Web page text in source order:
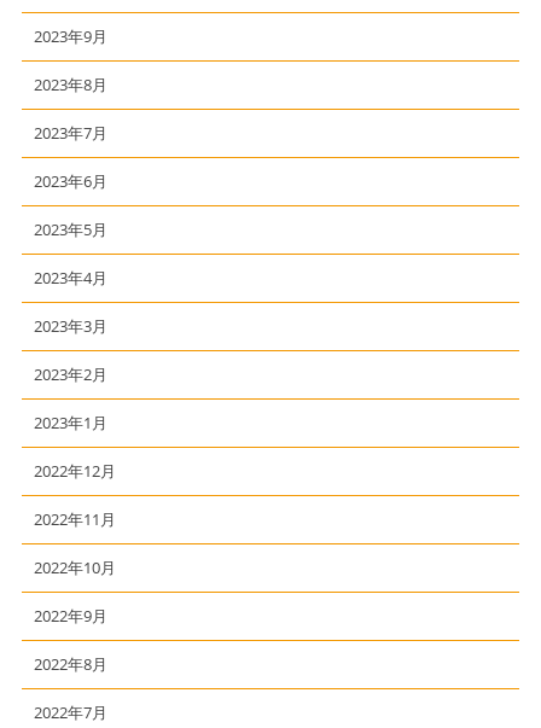
2023年9月
2023年8月
2023年7月
2023年6月
2023年5月
2023年4月
2023年3月
2023年2月
2023年1月
2022年12月
2022年11月
2022年10月
2022年9月
2022年8月
2022年7月